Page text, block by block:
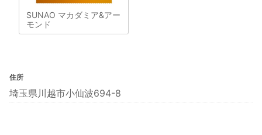
SUNAO マカダミア&アー
モンド
住所
埼玉県川越市小仙波694-8